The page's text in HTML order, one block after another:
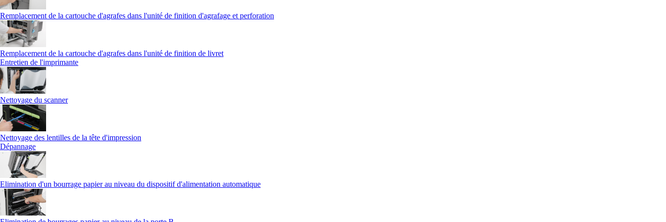
Remplacement de la cartouche d'agrafes dans l'unité de finition d'agrafage et perforation
Remplacement de la cartouche d'agrafes dans l'unité de finition de livret
Entretien de l'imprimante
Nettoyage du scanner
Nettoyage des lentilles de la tête d'impression
Dépannage
Elimination d'un bourrage papier au niveau du dispositif d'alimentation automatique